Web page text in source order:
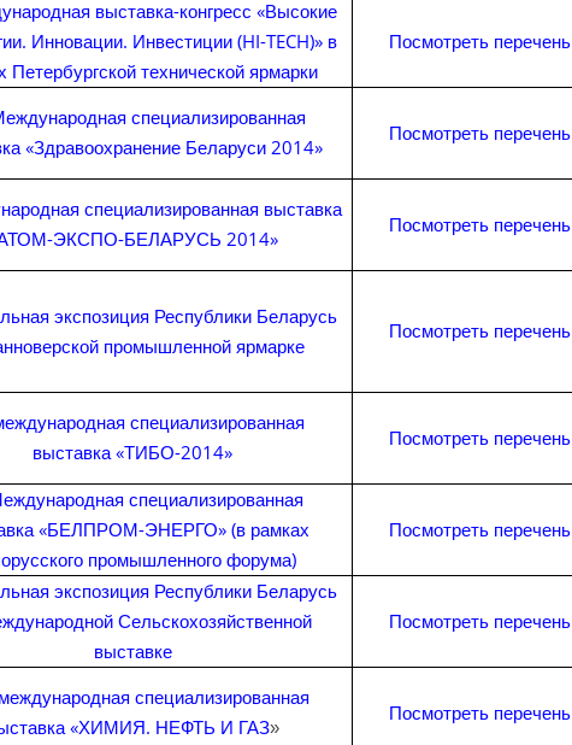
выставка-конгресс «Высокие
Инновации. Инвестиции (HI-TECH)» в
Петербургской технической ярмарки
Посмотреть перечень
специализированная
«Здравоохранение Беларуси 2014»
Посмотреть перечень
специализированная выставка
ЭКСПО-БЕЛАРУСЬ 2014»
Посмотреть перечень
экспозиция Республики Беларусь
промышленной ярмарке
Посмотреть перечень
специализированная
выставка «ТИБО-2014»
Посмотреть перечень
специализированная
«БЕЛПРОМ-ЭНЕРГО» (в рамках
промышленного форума)
Посмотреть перечень
экспозиция Республики Беларусь
Сельскохозяйственной
выставке
Посмотреть перечень
специализированная
«ХИМИЯ. НЕФТЬ И ГАЗ»
Посмотреть перечень